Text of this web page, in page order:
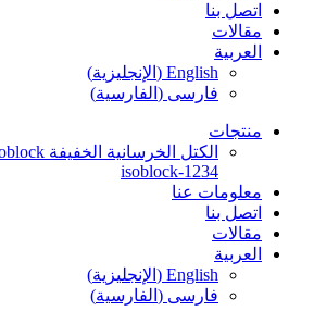
اتصل بنا
مقالات
العربية
English
( الإنجليزية)
فارسی ( الفارسية)
منتجات
isoblock-1234
معلومات عنا
اتصل بنا
مقالات
العربية
English
( الإنجليزية)
فارسی ( الفارسية)